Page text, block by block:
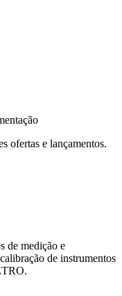
ofertas e lançamentos.
de medição e
de instrumentos